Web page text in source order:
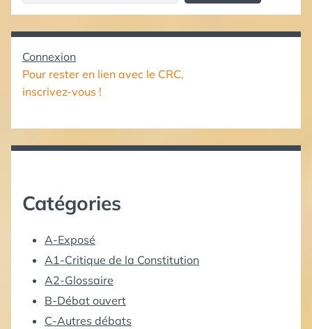
Connexion
Pour rester en lien avec le CRC,
inscrivez-vous !
Catégories
A-Exposé
A1-Critique de la Constitution
A2-Glossaire
B-Débat ouvert
C-Autres débats